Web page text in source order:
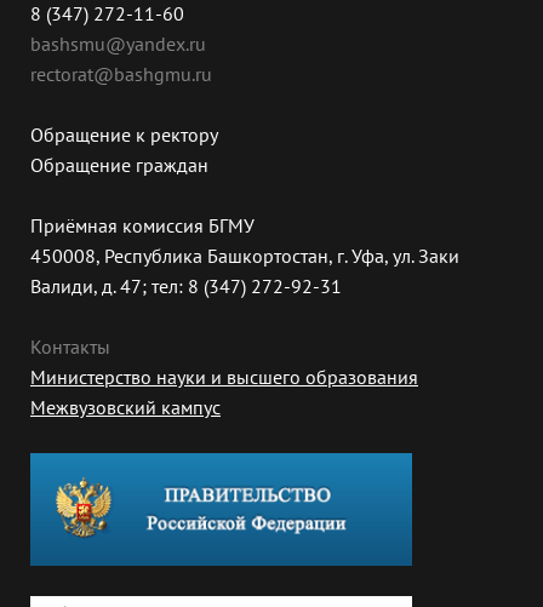
8 (347) 272-11-60
bashsmu@yandex.ru
rectorat@bashgmu.ru
Обращение к ректору
Обращение граждан
Приёмная комиссия БГМУ
450008, Республика Башкортостан, г. Уфа, ул. Заки
Валиди, д. 47; тел: 8 (347) 272-92-31
Контакты
Министерство науки и высшего образования
Межвузовский кампус